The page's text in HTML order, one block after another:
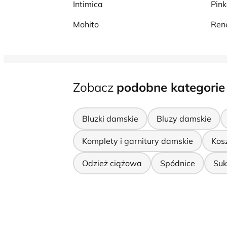
Intimica
Mohito
Zobacz podobne kategorie
Bluzki damskie Bluzy damskie
Komplety i garnitury damskie
Odzież ciążowa Spódnice